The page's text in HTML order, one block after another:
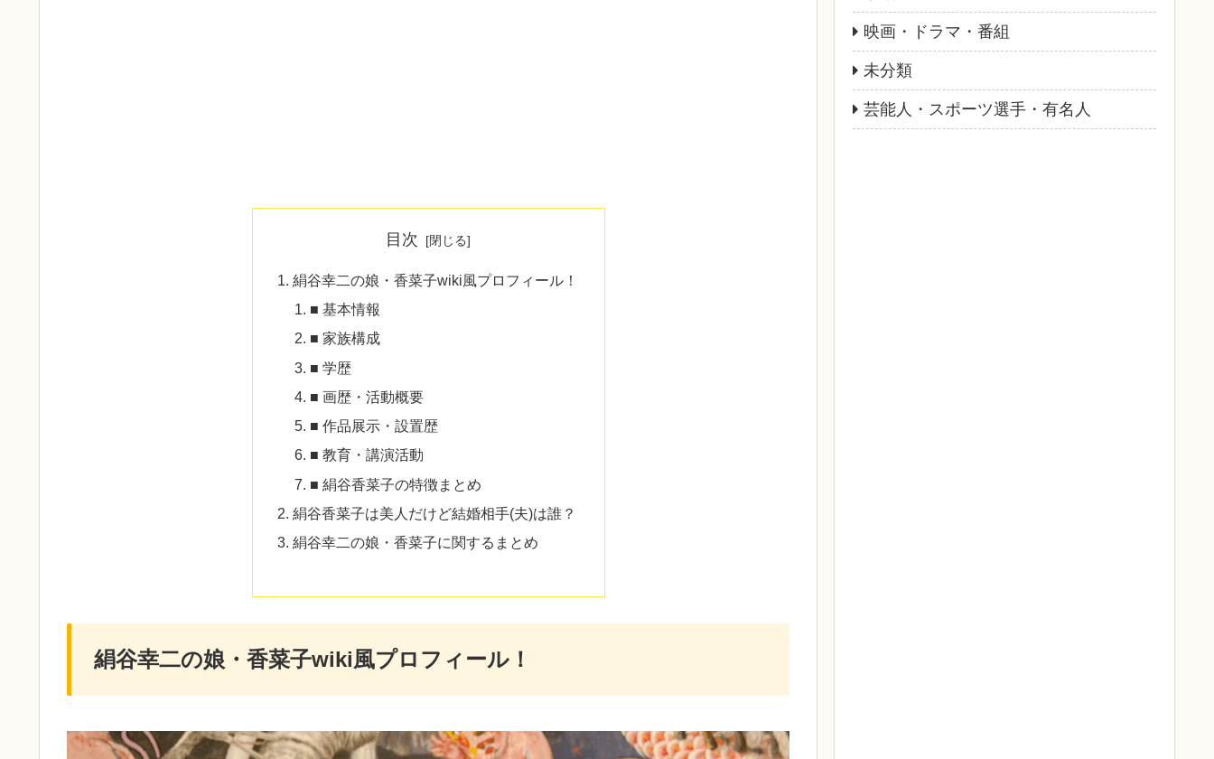
目次
絹谷幸二の娘・香菜子wiki風プロフィール！
■ 基本情報
■ 家族構成
■ 学歴
■ 画歴・活動概要
■ 作品展示・設置歴
■ 教育・講演活動
■ 絹谷香菜子の特徴まとめ
絹谷香菜子は美人だけど結婚相手(夫)は誰？
絹谷幸二の娘・香菜子に関するまとめ
絹谷幸二の娘・香菜子wiki風プロフィール！
映画・ドラマ・番組
未分類
芸能人・スポーツ選手・有名人